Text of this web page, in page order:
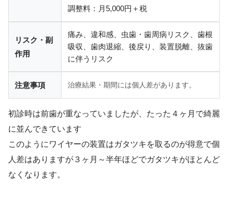
調整料：月5,000円＋税
リスク・副
作用
痛み、違和感、虫歯・歯周病リスク、歯根
吸収、歯肉退縮、後戻り、装置脱離、抜歯
に伴うリスク
注意事項 治療結果・期間には個人差があります。
初診時は前歯が重なっていましたが、たった４ヶ月で綺麗
に並んできています
このようにワイヤーの装置はガタツキを取るのが得意で個
人差はありますが３ヶ月～半年ほどでガタツキがほとんど
なくなります。